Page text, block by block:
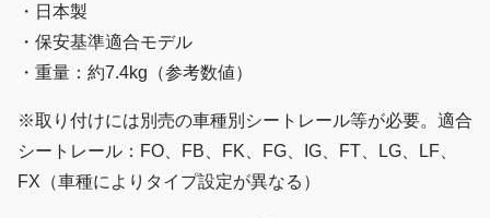
・日本製
・保安基準適合モデル
・重量：約7.4kg（参考数値）
※取り付けには別売の車種別シートレール等が必要。適合
シートレール：FO、FB、FK、FG、IG、FT、LG、LF、
FX（車種によりタイプ設定が異なる）